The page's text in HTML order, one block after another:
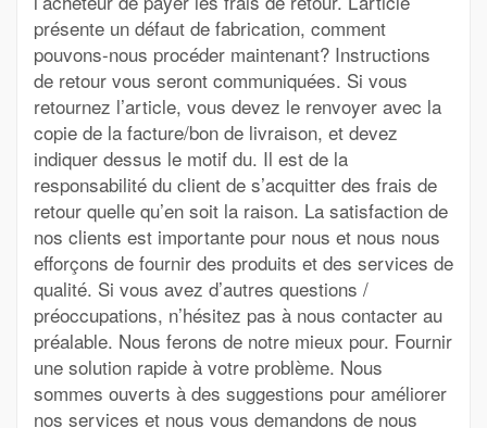
présente un défaut de fabrication, comment
pouvons-nous procéder maintenant? Instructions
de retour vous seront communiquées. Si vous
retournez l’article, vous devez le renvoyer avec la
copie de la facture/bon de livraison, et devez
indiquer dessus le motif du. Il est de la
responsabilité du client de s’acquitter des frais de
retour quelle qu’en soit la raison. La satisfaction de
nos clients est importante pour nous et nous nous
efforçons de fournir des produits et des services de
qualité. Si vous avez d’autres questions /
préoccupations, n’hésitez pas à nous contacter au
préalable. Nous ferons de notre mieux pour. Fournir
une solution rapide à votre problème. Nous
sommes ouverts à des suggestions pour améliorer
nos services et nous vous demandons de nous